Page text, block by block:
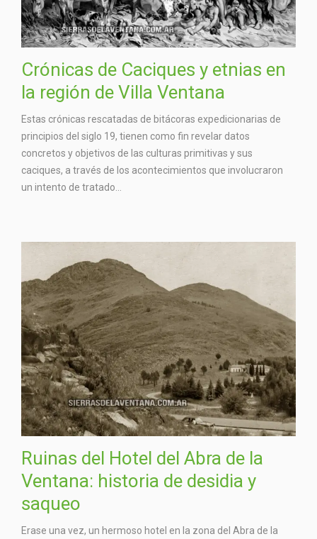
Crónicas de Caciques y etnias en
la región de Villa Ventana
Estas crónicas rescatadas de bitácoras expedicionarias de
principios del siglo 19, tienen como fin revelar datos
concretos y objetivos de las culturas primitivas y sus
caciques, a través de los acontecimientos que involucraron
un intento de tratado...
Ruinas del Hotel del Abra de la
Ventana: historia de desidia y
saqueo
Erase una vez, un hermoso hotel en la zona del Abra de la